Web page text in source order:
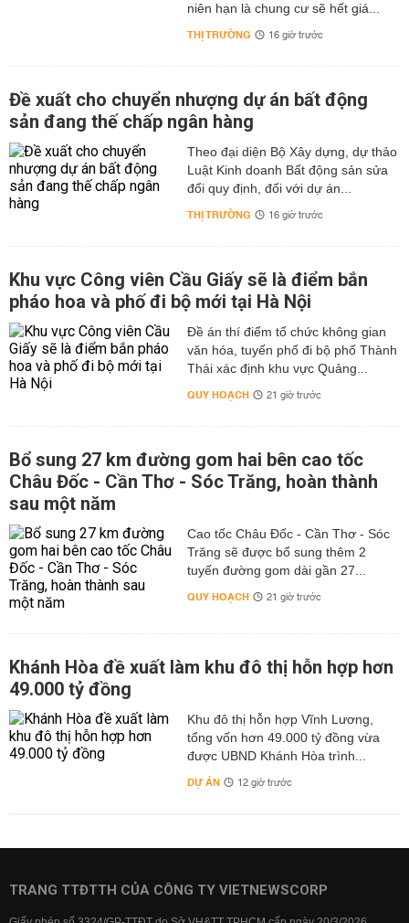
niên hạn là chung cư sẽ hết giá...
THỊ TRƯỜNG 16 giờ trước
Đề xuất cho chuyển nhượng dự án bất động
sản đang thế chấp ngân hàng
Theo đại diện Bộ Xây dựng, dự thảo
Luật Kinh doanh Bất động sản sửa
đổi quy định, đối với dự án...
THỊ TRƯỜNG 16 giờ trước
Khu vực Công viên Cầu Giấy sẽ là điểm bắn
pháo hoa và phố đi bộ mới tại Hà Nội
Đề án thí điểm tổ chức không gian
văn hóa, tuyến phố đi bộ phố Thành
Thái xác định khu vực Quảng...
QUY HOẠCH 21 giờ trước
Bổ sung 27 km đường gom hai bên cao tốc
Châu Đốc - Cần Thơ - Sóc Trăng, hoàn thành
sau một năm
Cao tốc Châu Đốc - Cần Thơ - Sóc
Trăng sẽ được bổ sung thêm 2
tuyến đường gom dài gần 27...
QUY HOẠCH 21 giờ trước
Khánh Hòa đề xuất làm khu đô thị hỗn hợp hơn
49.000 tỷ đồng
Khu đô thị hỗn hợp Vĩnh Lương,
tổng vốn hơn 49.000 tỷ đồng vừa
được UBND Khánh Hòa trình...
DỰ ÁN 12 giờ trước
TRANG TTĐTTH CỦA CÔNG TY VIETNEWSCORP